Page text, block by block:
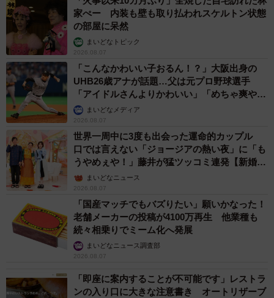
家ぺー 内装も壁も取り払われスケルトン状態
の部屋に呆然
まいどなトピック
2026.08.07
「こんなかわいい子おるん！？」大阪出身の
UHB26歳アナが話題…父は元プロ野球選手
「アイドルさんよりかわいい」「めちゃ爽や
か」まいどなメディア
2026.08.07
世界一周中に3度も出会った運命的カップル
口では言えない「ジョージアの熱い夜」に「も
うやめぇや！」藤井が猛ツッコミ連発【新婚さ
ん】まいどなニュース
2026.08.07
「国産マッチでもバズりたい」願いかなった！
老舗メーカーの投稿が4100万再生 他業種も
続々相乗りでミーム化へ発展
まいどなニュース調査部
2026.08.07
「即座に案内することが不可能です」レストラ
ンの入り口に大きな注意書き オートリザーブ